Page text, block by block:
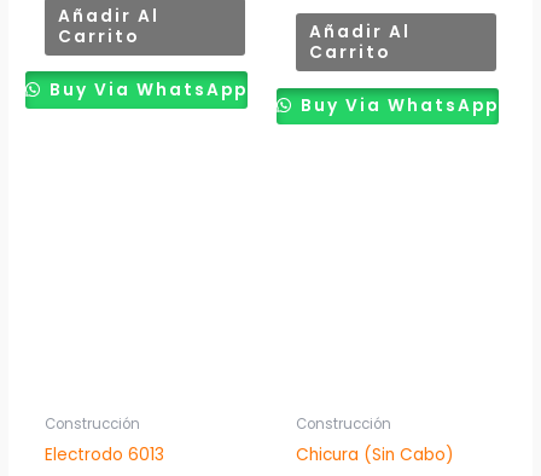
Añadir Al
Carrito
Buy Via WhatsApp
Añadir Al
Carrito
Buy Via WhatsApp
Construcción
Electrodo 6013
Construcción
Chicura (Sin Cabo)